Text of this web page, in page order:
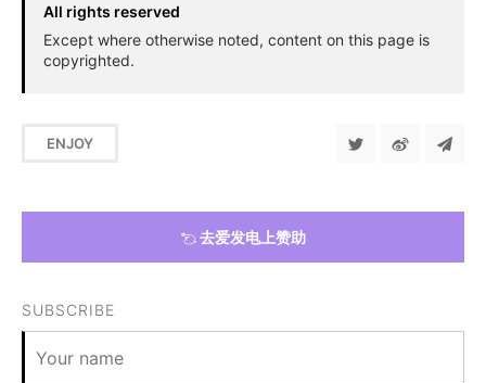
All rights reserved
Except where otherwise noted, content on this page is
copyrighted.
ENJOY
去爱发电上赞助
SUBSCRIBE